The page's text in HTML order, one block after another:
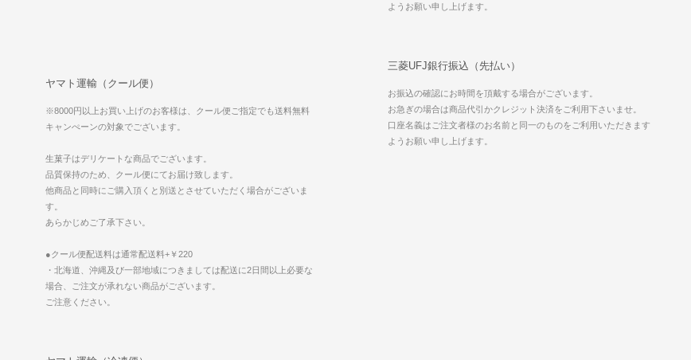
ヤマト運輸（クール便）
※8000円以上お買い上げのお客様は、クール便ご指定でも送料無料
キャンぺーンの対象でございます。
生菓子はデリケートな商品でございます。
品質保持のため、クール便にてお届け致します。
他商品と同時にご購入頂くと別送とさせていただく場合がございま
す。
あらかじめご了承下さい。
●クール便配送料は通常配送料+￥220
・北海道、沖縄及び一部地域につきましては配送に2日間以上必要な
場合、ご注文が承れない商品がございます。
ご注意ください。
ようお願い申し上げます。
三菱UFJ銀行振込（先払い）
お振込の確認にお時間を頂戴する場合がございます。
お急ぎの場合は商品代引かクレジット決済をご利用下さいませ。
口座名義はご注文者様のお名前と同一のものをご利用いただきます
ようお願い申し上げます。